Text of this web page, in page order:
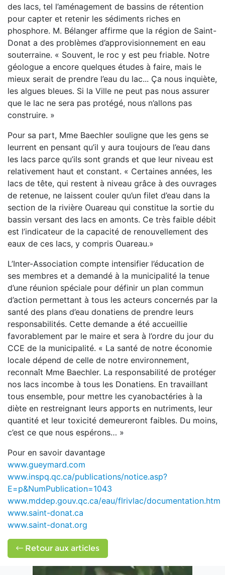
des lacs, tel l’aménagement de bassins de rétention
pour capter et retenir les sédiments riches en
phosphore. M. Bélanger affirme que la région de Saint-
Donat a des problèmes d’approvisionnement en eau
souterraine. « Souvent, le roc y est peu friable. Notre
géologue a encore quelques études à faire, mais le
mieux serait de prendre l’eau du lac... Ça nous inquiète,
les algues bleues. Si la Ville ne peut pas nous assurer
que le lac ne sera pas protégé, nous n’allons pas
construire. »
Pour sa part, Mme Baechler souligne que les gens se
leurrent en pensant qu’il y aura toujours de l’eau dans
les lacs parce qu’ils sont grands et que leur niveau est
relativement haut et constant. « Certaines années, les
lacs de tête, qui restent à niveau grâce à des ouvrages
de retenue, ne laissent couler qu’un filet d’eau dans la
section de la rivière Ouareau qui constitue la sortie du
bassin versant des lacs en amonts. Ce très faible débit
est l’indicateur de la capacité de renouvellement des
eaux de ces lacs, y compris Ouareau.»
L’Inter-Association compte intensifier l’éducation de
ses membres et a demandé à la municipalité la tenue
d’une réunion spéciale pour définir un plan commun
d’action permettant à tous les acteurs concernés par la
santé des plans d’eau donatiens de prendre leurs
responsabilités. Cette demande a été accueillie
favorablement par le maire et sera à l’ordre du jour du
CCE de la municipalité. « La santé de notre économie
locale dépend de celle de notre environnement,
reconnaît Mme Baechler. La responsabilité de protéger
nos lacs incombe à tous les Donatiens. En travaillant
tous ensemble, pour mettre les cyanobactéries à la
diète en restreignant leurs apports en nutriments, leur
quantité et leur toxicité demeureront faibles. Du moins,
c’est ce que nous espérons… »
Pour en savoir davantage
www.gueymard.com
www.inspq.qc.ca/publications/notice.asp?
E=p&NumPublication=1043
www.mddep.gouv.qc.ca/eau/flrivlac/documentation.htm
www.saint-donat.ca
www.saint-donat.org
Retour aux articles